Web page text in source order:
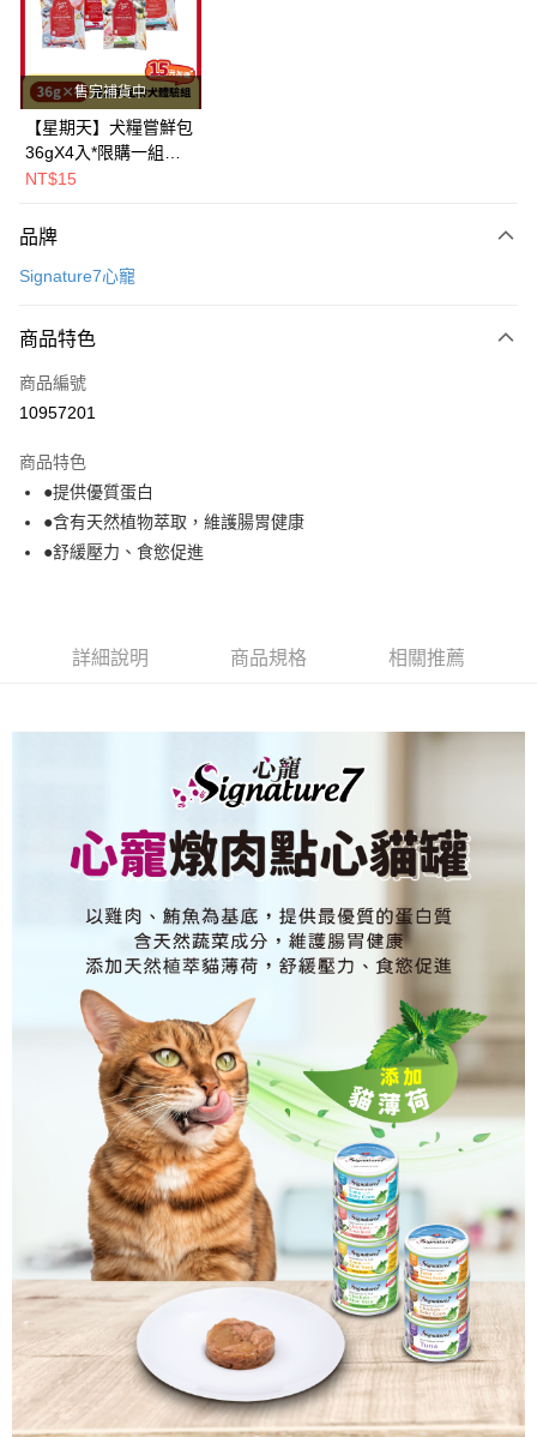
Apple Pay
街口支付
悠遊付
Google Pay
AFTEE先享後付
相關說明
AFTEE先享後付是「在收到商品之後才付款」的支付方式。 讓您購物簡單
便利好安心！
２．便利：只要手機號碼，簡訊認證，即可結帳。
３．安心：先確認商品／服務後，再付款。
【「AFTEE先享後付」結帳流程】
結帳頁面，進行簡訊認證並確認金額後，即可完成結帳。
２．訂單成立數日內，您將收到繳費通知簡訊。
３．收到繳費通知簡訊後14天內，點擊此簡訊中的連結，可透過四大超商／
ATM／網路銀行／等多元方式進行付款，方視為交易完成。
※ 交易是否成功請以「AFTEE先享後付 」之結帳頁面顯示為準，若有關於
是否繳費成功／繳費後需取消欲退款等相關疑問，請聯繫「AFTEE先享後付
【注意事項】
１．透過由恩沛科技股份有限公司提供之「AFTEE先享後付」服務完成之交
易，需依本服務之必要範圍內提供個人資料，並將交易相關給付款項請求債
權轉讓予恩沛科技股份有限公司。
https://aftee.tw/terms/#terms3
３．未成年的使用者請事先徵得法定代理人或監護人之同意方可使用
４．使用「AFTEE先享後付」時，將依據個別帳號之用戶狀況，依本公司即
時審查核予不同之上限額度；若仍有額度不足之情形，本公司將視審查結果
請求用戶進行身份認證。
５．嚴禁一人註冊多個帳號或使用他人資訊註冊。若發現惡意使用之情形，
恩沛科技股份有限公司將有權停止該用戶之使用額度並採取法律行動。
運送方式
全家取貨付款
每筆NT$80，滿NT$2,000(含以上)免運費
付款後全家取貨
每筆NT$80，滿NT$2,000(含以上)免運費
付款後7-11取貨
一般宅配
每筆NT$100，滿NT$2,000(含以上)免運費
每筆NT$300
宅配-離島
每筆NT$180
售完補貨中
【星期天】犬糧嘗鮮包
36gX4入*限購一組｜
鱈+鮭+牛+羊（效期
NT$15
品牌
Signature7心寵
商品特色
商品編號
10957201
商品特色
●提供優質蛋白
●含有天然植物萃取，維護腸胃健康
●舒緩壓力、食慾促進
詳細說明 商品規格 相關推薦